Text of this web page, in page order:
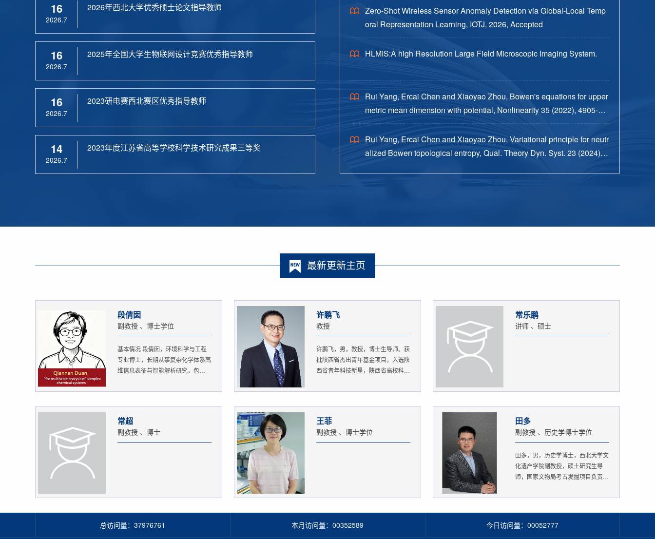
16
2026.7
2026年西北大学优秀硕士论文指导教师
16
2026.7
2025年全国大学生物联网设计竞赛优秀指导教师
16
2026.7
2023研电赛西北赛区优秀指导教师
14
2026.7
2023年度江苏省高等学校科学技术研究成果三等奖
Zero-Shot Wireless Sensor Anomaly Detection via Global-Local Temp
oral Representation Learning, IOTJ, 2026, Accepted
HLMIS:A high Resolution Large Field Microscopic Imaging System.
Rui Yang, Ercai Chen and Xiaoyao Zhou, Bowen's equations for upper
metric mean dimension with potential, Nonlinearity 35 (2022), 4905-49
38.
Rui Yang, Ercai Chen and Xiaoyao Zhou, Variational principle for neutr
alized Bowen topological entropy, Qual. Theory Dyn. Syst. 23 (2024), n
最新更新主页
段倩囡
副教授 、博士学位
基本情况 段倩囡，环境科学与工程
专业博士，长期从事复杂化学体系高
维信息表征与智能解析研究，包
许鹏飞
教授
许鹏飞，男，教授，博士生导师。获
批陕西省杰出青年基金项目，入选陕
西省青年科技新星，陕西省高校科
常乐鹏
讲师 、硕士
常超
副教授 、博士
王菲
副教授 、博士学位
田多
副教授 、历史学博士学位
田多，男，历史学博士，西北大学文
化遗产学院副教授，硕士研究生导
师，国家文物局考古发掘项目负责
总访问量： 37976761 本月访问量： 00352589 今日访问量： 00052777